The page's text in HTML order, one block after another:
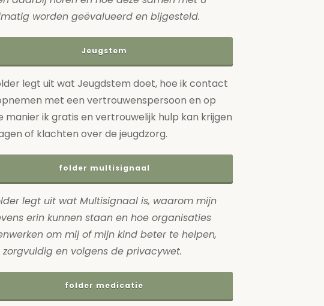
worden geëvalueerd en bijgesteld.
Jeugstem
legt uit wat Jeugdstem doet, hoe ik contact
met een vertrouwenspersoon en op
manier ik gratis en vertrouwelijk hulp kan krijgen
of klachten over de jeugdzorg.
folder multisignaal
legt uit wat Multisignaal is, waarom mijn
erin kunnen staan en hoe organisaties
om mij of mijn kind beter te helpen,
en volgens de privacywet.
folder medicatie